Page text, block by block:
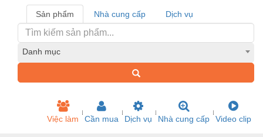
Sản phẩm Nhà cung cấp Dịch vụ
Danh mục
Việc làm Cần mua Dịch vụ Nhà cung cấp Video clip